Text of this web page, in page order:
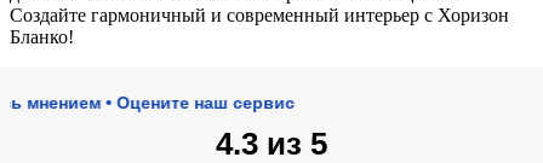
Создайте гармоничный и современный интерьер с Хоризон
Бланко!
• Оцените наш сервис
4.3 из 5